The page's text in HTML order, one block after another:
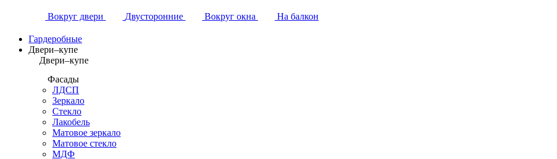
Вокруг двери Двусторонние Вокруг окна На балкон
Гардеробные
Двери–купе
Двери–купе
Фасады
ЛДСП
Зеркало
Стекло
Лакобель
Матовое зеркало
Матовое стекло
МДФ